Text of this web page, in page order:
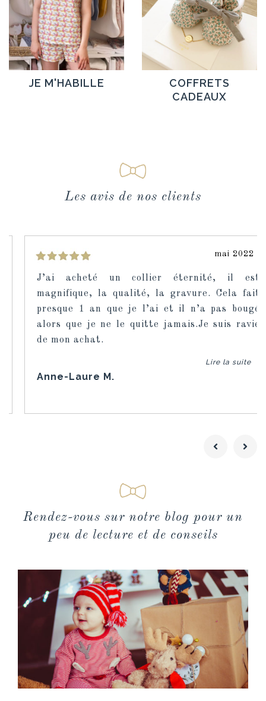
JE M'HABILLE
COFFRETS
CADEAUX
Les avis de nos clients
mai 2022
J’ai acheté un collier éternité, il est
magnifique, la qualité, la gravure. Cela fait
presque 1 an que je l’ai et il n’a pas bougé
alors que je ne le quitte jamais.Je suis ravie
de mon achat.
Lire la suite
Anne-Laure M.
Rendez-vous sur notre blog pour un
peu de lecture et de conseils